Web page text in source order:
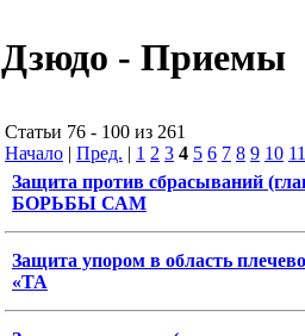
Дзюдо - Приемы
Статьи 76 - 100 из 261
Начало | Пред. | 1 2 3 4 5 6 7 8 9 10 11
Защита против сбрасываний
БОРЬБЫ САМ
Защита упором в область
«ТА